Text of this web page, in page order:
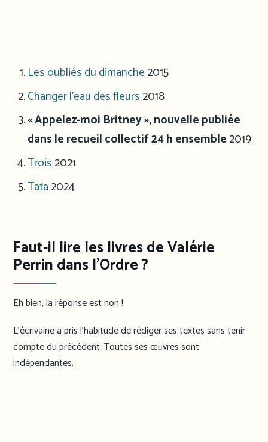
Les oubliés du dimanche2015
Changer l’eau des fleurs2018
« Appelez-moi Britney », nouvelle publiée
dans le recueil collectif 24 h ensemble2019
Trois2021
Tata2024
Faut-il lire les livres de Valérie
Perrin dans l’Ordre ?
Eh bien, la réponse est non !
L’écrivaine a pris l’habitude de rédiger ses textes sans tenir
compte du précédent. Toutes ses œuvres sont
indépendantes.